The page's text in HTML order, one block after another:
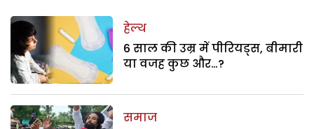
हेल्थ
6 साल की उम्र में पीरियड्स, बीमारी
या वजह कुछ और…?
समाज